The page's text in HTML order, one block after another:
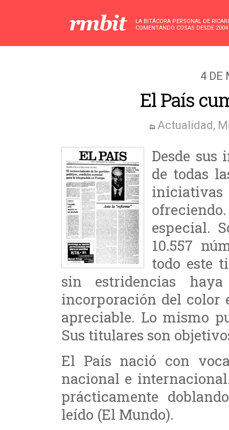
LA BITÁCORA PERSONAL DE
COMENTANDO COSAS DESDE 2004
4 DE
El País
Actualidad,
Desde
de todas
especial.
10.557
todo este
sin estridencias
incorporación del color
apreciable. Lo mismo
Sus titulares son
El País nació con
nacional e
prácticamente
leído (El Mundo).